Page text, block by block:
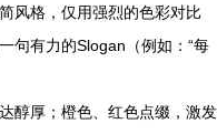
风格，仅用强烈的色彩对比
句有力的Slogan（例如：“每
醇厚；橙色、红色点缀，激发